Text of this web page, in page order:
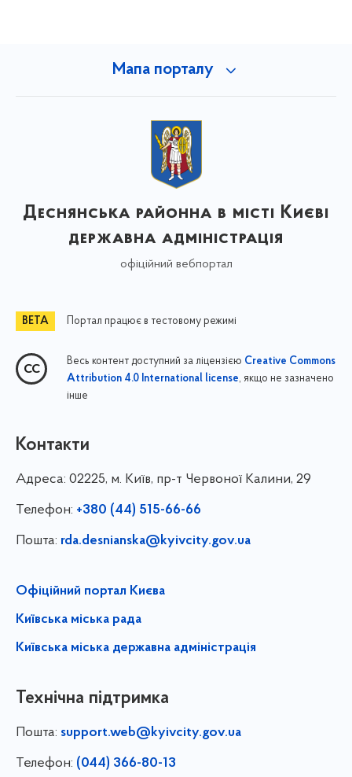
Мапа порталу
Деснянська районна в місті Києві
державна адміністрація
офіційний вебпортал
Портал працює в тестовому режимі
Весь контент доступний за ліцензією Creative Commons
Attribution 4.0 International license, якщо не зазначено
інше
Контакти
Адреса: 02225, м. Київ, пр-т Червоної Калини, 29
Телефон: +380 (44) 515-66-66
Пошта: rda.desnianska@kyivcity.gov.ua
Офіційний портал Києва
Київська міська рада
Київська міська державна адміністрація
Технічна підтримка
Пошта: support.web@kyivcity.gov.ua
Телефон: (044) 366-80-13